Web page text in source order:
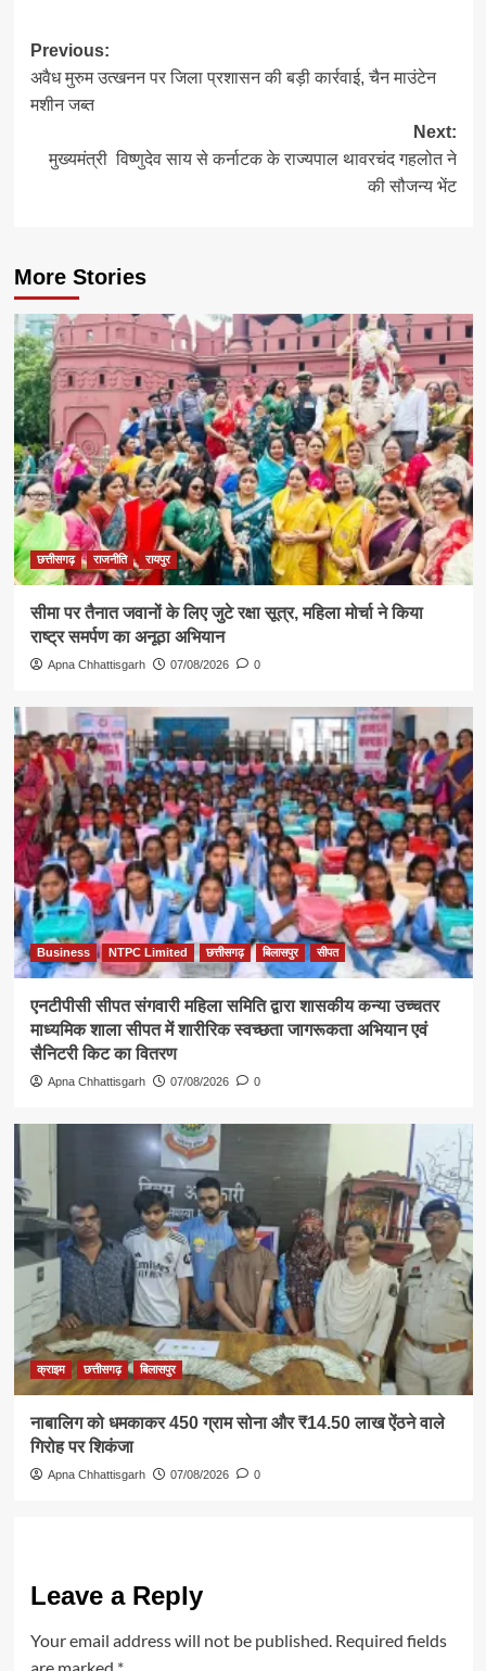
Post
navigation
Previous:
अवैध मुरुम उत्खनन पर जिला प्रशासन की बड़ी कार्रवाई, चैन माउंटेन
मशीन जब्त
Next:
मुख्यमंत्री विष्णुदेव साय से कर्नाटक के राज्यपाल थावरचंद गहलोत ने
की सौजन्य भेंट
More Stories
छत्तीसगढ़ राजनीति रायपुर
सीमा पर तैनात जवानों के लिए जुटे रक्षा सूत्र, महिला मोर्चा ने किया
राष्ट्र समर्पण का अनूठा अभियान
Apna Chhattisgarh 07/08/2026 0
Business NTPC Limited छत्तीसगढ़ बिलासपुर सीपत
एनटीपीसी सीपत संगवारी महिला समिति द्वारा शासकीय कन्या उच्चतर
माध्यमिक शाला सीपत में शारीरिक स्वच्छता जागरूकता अभियान एवं
सैनिटरी किट का वितरण
Apna Chhattisgarh 07/08/2026 0
क्राइम छत्तीसगढ़ बिलासपुर
नाबालिग को धमकाकर 450 ग्राम सोना और ₹14.50 लाख ऐंठने वाले
गिरोह पर शिकंजा
Apna Chhattisgarh 07/08/2026 0
Leave a Reply
Your email address will not be published. Required fields